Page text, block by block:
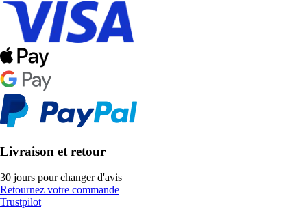
Livraison et retour
30 jours pour changer d'avis
Retournez votre commande
Trustpilot